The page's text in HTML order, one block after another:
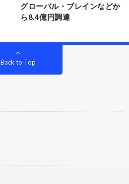
グローバル・ブレインなどか
ら8.4億円調達
Back to Top